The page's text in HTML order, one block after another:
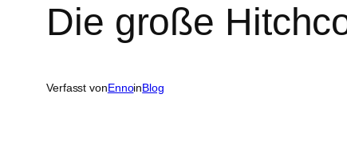
Die große
Verfasst vonEnnoinBlog